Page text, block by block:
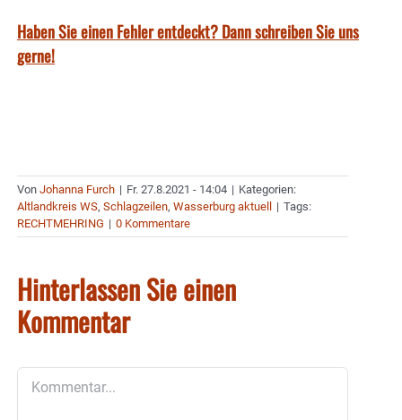
Haben Sie einen Fehler entdeckt? Dann schreiben Sie uns
gerne!
Von Johanna Furch | Fr. 27.8.2021 - 14:04 | Kategorien:
Altlandkreis WS, Schlagzeilen, Wasserburg aktuell | Tags:
RECHTMEHRING | 0 Kommentare
Hinterlassen Sie einen
Kommentar